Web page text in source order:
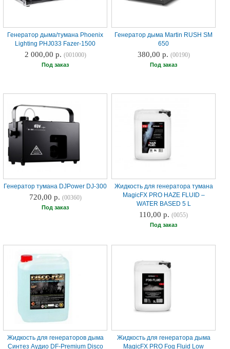
Генератор дыма/тумана Phoenix
Lighting PHJ033 Fazer-1500
2 000,00 р. (001000)
Под заказ
Генератор дыма Martin RUSH SM
650
380,00 р. (00190)
Под заказ
Генератор тумана DJPower DJ-300
720,00 р. (00360)
Под заказ
Жидкость для генератора тумана
MagicFX PRO HAZE FLUID –
WATER BASED 5 L
110,00 р.(0055)
Под заказ
Жидкость для генераторов дыма
Синтез Аудио DF-Premium Disco
Жидкость для генератора дыма
MagicFX PRO Fog Fluid Low